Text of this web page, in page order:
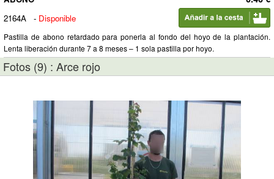
2164A
- Disponible
Pastilla de abono retardado para ponerla al fondo del hoyo de la plantación.
Lenta liberación durante 7 a 8 meses – 1 sola pastilla por hoyo.
Fotos (9) : Arce rojo